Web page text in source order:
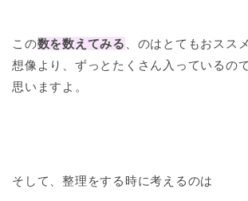
この数を数えてみる
、のはとてもおスス
想像より、ずっとたくさん入っているの
思いますよ。
そして、整理をする時に考えるのは